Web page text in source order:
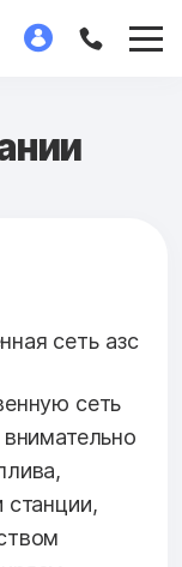
сеть
станции,